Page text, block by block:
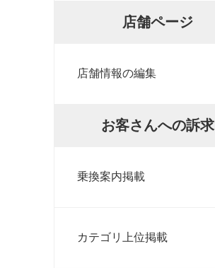
店舗ページ
店舗情報の編集
お客さんへの訴求
乗換案内掲載
カテゴリ上位掲載